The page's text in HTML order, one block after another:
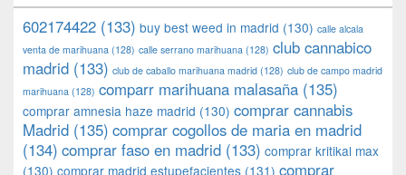
602174422 (133) buy best weed in madrid (130) calle alcala
venta de marihuana (128) calle serrano marihuana (128) club cannabico
madrid (133) club de caballo marihuana madrid (128) club de campo madrid
marihuana (128) comparr marihuana malasaña (135)
comprar amnesia haze madrid (130) comprar cannabis
Madrid (135) comprar cogollos de maria en madrid
(134) comprar faso en madrid (133) comprar kritikal max
(130) comprar madrid estupefacientes (131) comprar